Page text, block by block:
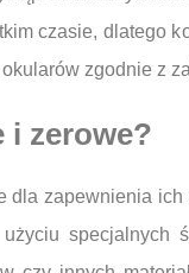
czasie, dlatego
zgodnie z
i zerowe?
zapewnienia